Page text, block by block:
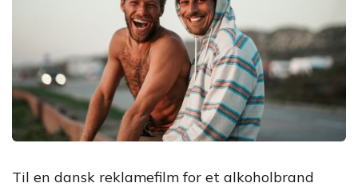
Til en dansk reklamefilm for et alkoholbrand